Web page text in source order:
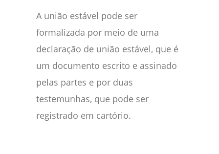
A união estável pode ser
formalizada por meio de uma
declaração de união estável, que é
um documento escrito e assinado
pelas partes e por duas
testemunhas, que pode ser
registrado em cartório.